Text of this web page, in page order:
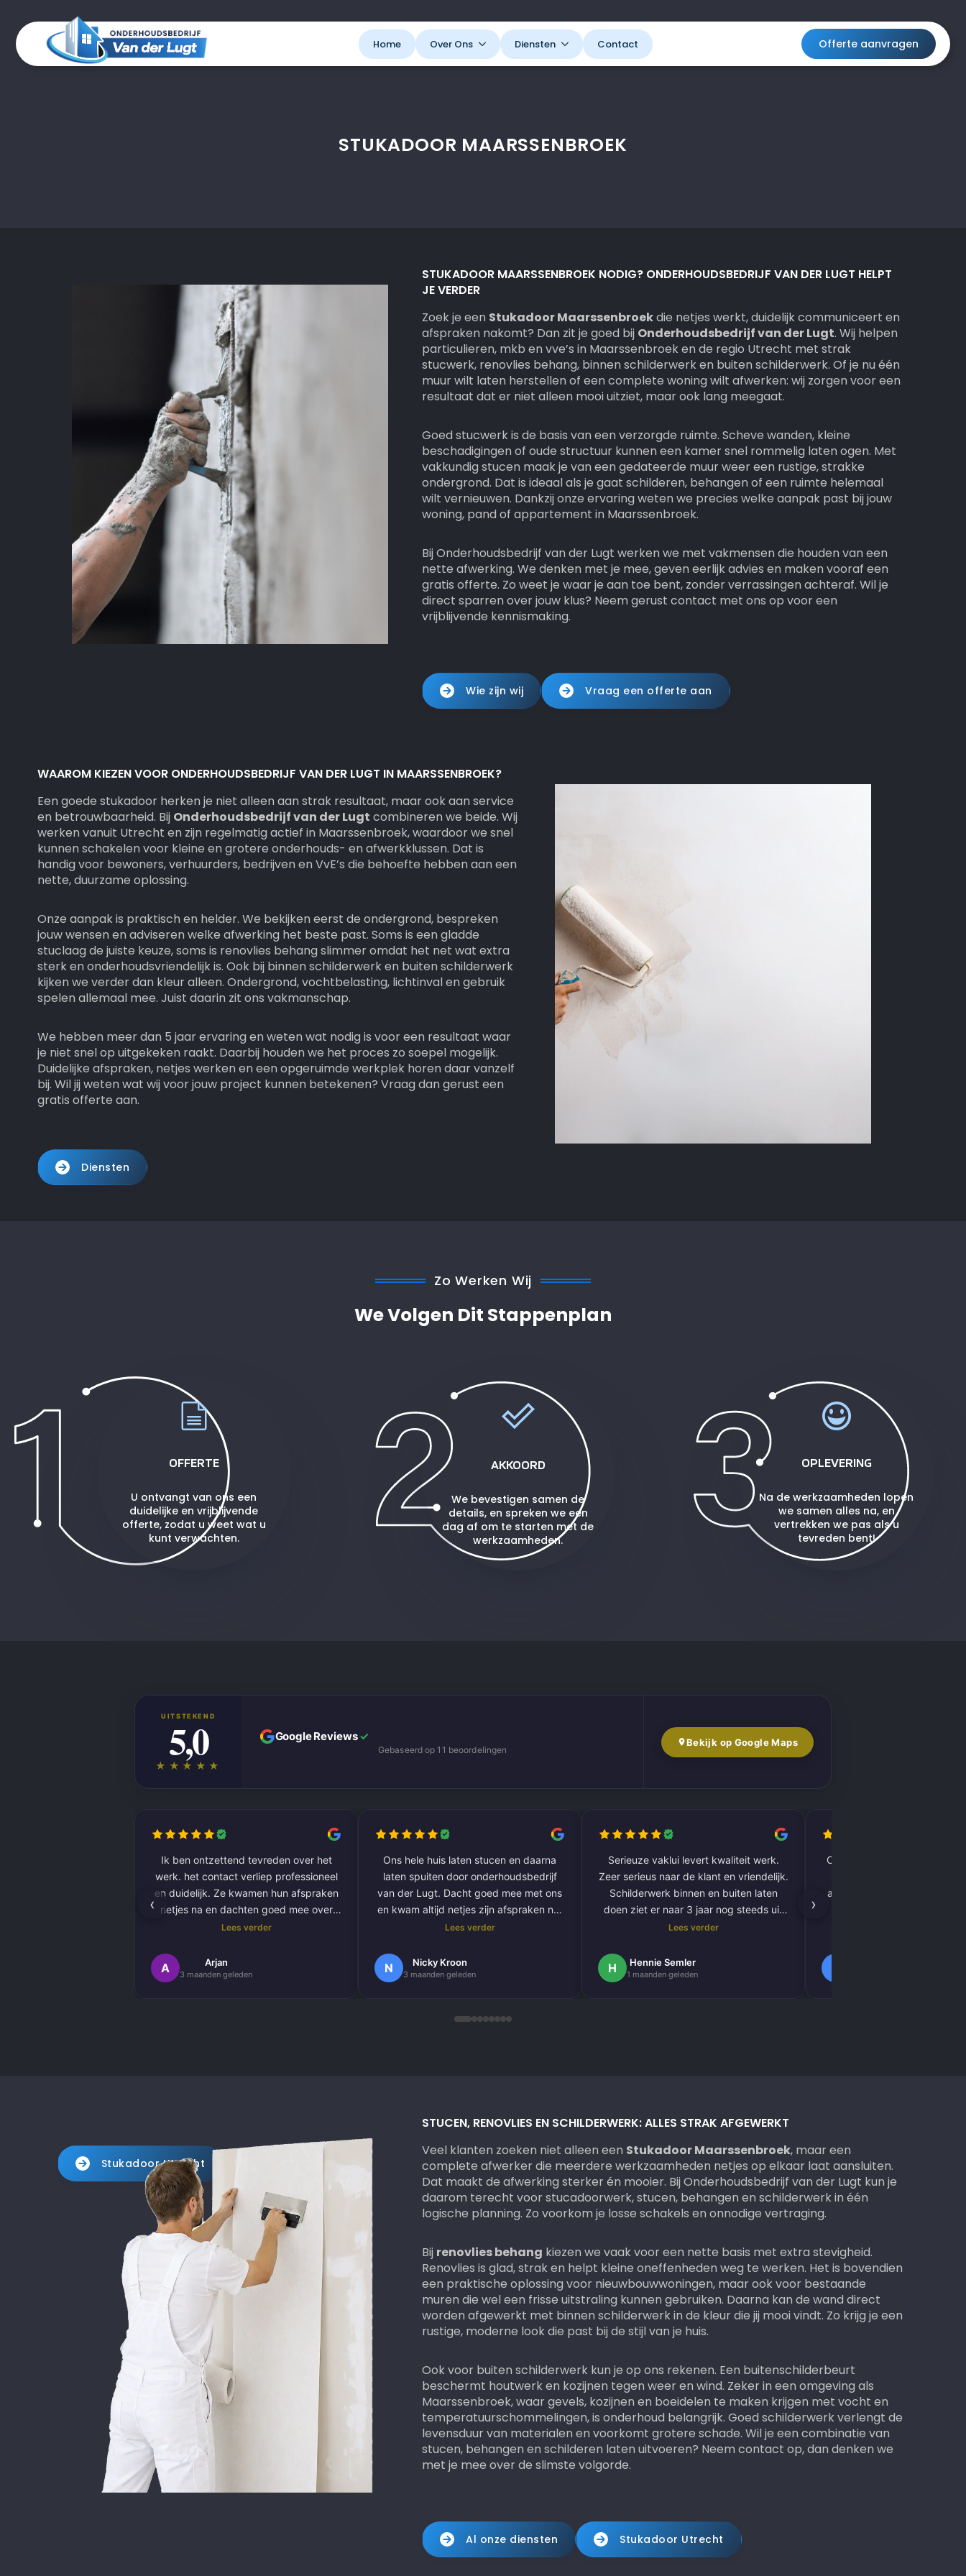
Home Over Ons Diensten Contact Offerte aanvragen
STUKADOOR MAARSSENBROEK
STUKADOOR MAARSSENBROEK NODIG? ONDERHOUDSBEDRIJF VAN DER LUGT HELPT
JE VERDER
Zoek je een Stukadoor Maarssenbroekdie netjes werkt, duidelijk communiceert en
afspraken nakomt? Dan zit je goed bij Onderhoudsbedrijf van der Lugt. Wij helpen
particulieren, mkb en vve’s in Maarssenbroek en de regio Utrecht met strak
stucwerk, renovlies behang, binnen schilderwerk en buiten schilderwerk. Of je nu één
muur wilt laten herstellen of een complete woning wilt afwerken: wij zorgen voor een
resultaat dat er niet alleen mooi uitziet, maar ook lang meegaat.
Goed stucwerk is de basis van een verzorgde ruimte. Scheve wanden, kleine
beschadigingen of oude structuur kunnen een kamer snel rommelig laten ogen. Met
vakkundig stucen maak je van een gedateerde muur weer een rustige, strakke
ondergrond. Dat is ideaal als je gaat schilderen, behangen of een ruimte helemaal
wilt vernieuwen. Dankzij onze ervaring weten we precies welke aanpak past bij jouw
woning, pand of appartement in Maarssenbroek.
Bij Onderhoudsbedrijf van der Lugt werken we met vakmensen die houden van een
nette afwerking. We denken met je mee, geven eerlijk advies en maken vooraf een
gratis offerte. Zo weet je waar je aan toe bent, zonder verrassingen achteraf. Wil je
direct sparren over jouw klus? Neem gerust contact met ons op voor een
vrijblijvende kennismaking.
Wie zijn wij Vraag een offerte aan
WAAROM KIEZEN VOOR ONDERHOUDSBEDRIJF VAN DER LUGT IN MAARSSENBROEK?
Een goede stukadoor herken je niet alleen aan strak resultaat, maar ook aan service
en betrouwbaarheid. Bij Onderhoudsbedrijf van der Lugt combineren we beide. Wij
werken vanuit Utrecht en zijn regelmatig actief in Maarssenbroek, waardoor we snel
kunnen schakelen voor kleine en grotere onderhouds- en afwerkklussen. Dat is
handig voor bewoners, verhuurders, bedrijven en VvE’s die behoefte hebben aan een
nette, duurzame oplossing.
Onze aanpak is praktisch en helder. We bekijken eerst de ondergrond, bespreken
jouw wensen en adviseren welke afwerking het beste past. Soms is een gladde
stuclaag de juiste keuze, soms is renovlies behang slimmer omdat het net wat extra
sterk en onderhoudsvriendelijk is. Ook bij binnen schilderwerk en buiten schilderwerk
kijken we verder dan kleur alleen. Ondergrond, vochtbelasting, lichtinval en gebruik
spelen allemaal mee. Juist daarin zit ons vakmanschap.
We hebben meer dan 5 jaar ervaring en weten wat nodig is voor een resultaat waar
je niet snel op uitgekeken raakt. Daarbij houden we het proces zo soepel mogelijk.
Duidelijke afspraken, netjes werken en een opgeruimde werkplek horen daar vanzelf
bij. Wil jij weten wat wij voor jouw project kunnen betekenen? Vraag dan gerust een
gratis offerte aan.
Diensten
Zo Werken Wij
We Volgen Dit Stappenplan
OFFERTE
U ontvangt van ons een
duidelijke en vrijblijvende
offerte, zodat u weet wat u
kunt verwachten.
AKKOORD
We bevestigen samen de
details, en spreken we een
dag af om te starten met de
werkzaamheden.
OPLEVERING
Na de werkzaamheden lopen
we samen alles na, en
vertrekken we pas als u
tevreden bent!
UITSTEKEND
5,0
★★★★★
Google Reviews✓
Gebaseerd op 11 beoordelingen
Bekijk op Google Maps
Ik ben ontzettend tevreden over het
werk. het contact verliep professioneel
en duidelijk. Ze kwamen hun afspraken
netjes na en dachten goed mee over
kleurkeuze en afwerking.
Het schilderwerk zelf is van hoge
kwaliteit uitgevoerd. Alles is strak
Lees verder
A Arjan
3 maanden geleden
Ons hele huis laten stucen en daarna
laten spuiten door onderhoudsbedrijf
van der Lugt. Dacht goed mee met ons
en kwam altijd netjes zijn afspraken na.
De volgende klus hebben we al gepland
Nogmaals bedankt.
Lees verder
N Nicky Kroon
3 maanden geleden
Serieuze vaklui levert kwaliteit werk.
Zeer serieus naar de klant en vriendelijk.
Schilderwerk binnen en buiten laten
doen ziet er naar 3 jaar nog steeds uit
als nieuw.
Lees verder
H Hennie Semler
1 maanden geleden
Complete woning laten
afgewerkt, inclusief tegels,
‹ ›
STUCEN, RENOVLIES EN SCHILDERWERK: ALLES STRAK AFGEWERKT
Veel klanten zoeken niet alleen een Stukadoor Maarssenbroek, maar een
complete afwerker die meerdere werkzaamheden netjes op elkaar laat aansluiten.
Dat maakt de afwerking sterker én mooier. Bij Onderhoudsbedrijf van der Lugt kun je
daarom terecht voor stucadoorwerk, stucen, behangen en schilderwerk in één
logische planning. Zo voorkom je losse schakels en onnodige vertraging.
Bij renovlies behang kiezen we vaak voor een nette basis met extra stevigheid.
Renovlies is glad, strak en helpt kleine oneffenheden weg te werken. Het is bovendien
een praktische oplossing voor nieuwbouwwoningen, maar ook voor bestaande
muren die wel een frisse uitstraling kunnen gebruiken. Daarna kan de wand direct
worden afgewerkt met binnen schilderwerk in de kleur die jij mooi vindt. Zo krijg je een
rustige, moderne look die past bij de stijl van je huis.
Ook voor buiten schilderwerk kun je op ons rekenen. Een buitenschilderbeurt
beschermt houtwerk en kozijnen tegen weer en wind. Zeker in een omgeving als
Maarssenbroek, waar gevels, kozijnen en boeidelen te maken krijgen met vocht en
temperatuurschommelingen, is onderhoud belangrijk. Goed schilderwerk verlengt de
levensduur van materialen en voorkomt grotere schade. Wil je een combinatie van
stucen, behangen en schilderen laten uitvoeren? Neem contact op, dan denken we
met je mee over de slimste volgorde.
Al onze diensten Stukadoor Utrecht
Stukadoor Utrecht